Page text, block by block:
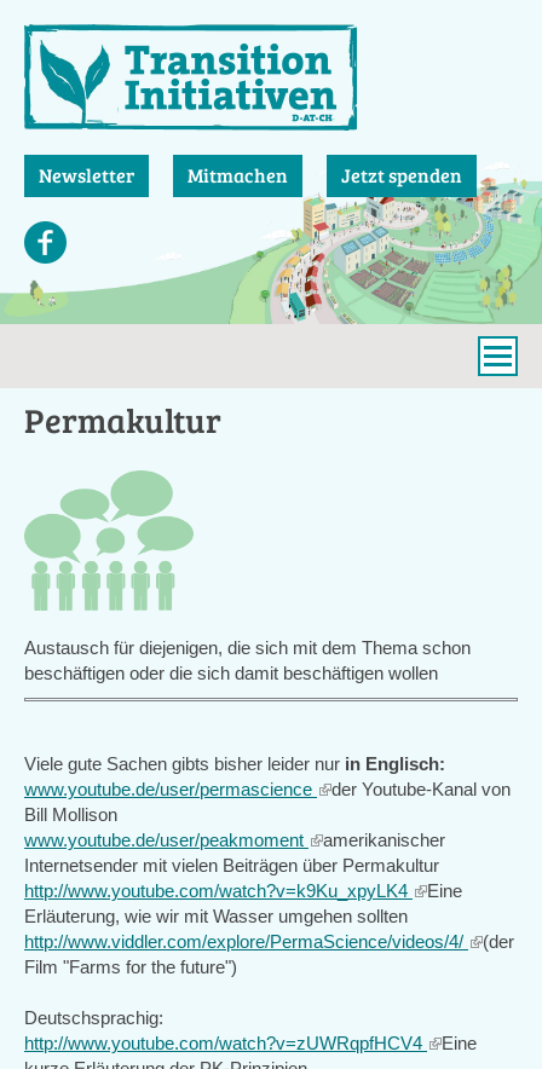
zum
Inhalt
Newsletter Mitmachen Jetzt spenden
Permakultur
Austausch für diejenigen, die sich mit dem Thema schon
beschäftigen oder die sich damit beschäftigen wollen
Viele gute Sachen gibts bisher leider nur in Englisch:
www.youtube.de/user/permascience (link
external)
der Youtube-Kanal von
Bill Mollison
www.youtube.de/user/peakmoment (link
is
external)
amerikanischer
Internetsender mit vielen Beiträgen über Permakultur
http://www.youtube.com/watch?v=k9Ku_xpyLK4 (link
external)
Eine
Erläuterung, wie wir mit Wasser umgehen sollten
http://www.viddler.com/explore/PermaScience/videos/4/ (link(der
Film "Farms for the future")
Deutschsprachig:
http://www.youtube.com/watch?v=zUWRqpfHCV4 (linkEine